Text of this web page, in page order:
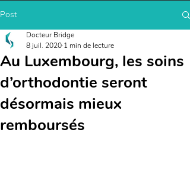
Post
Au Luxembourg, les soins
d’orthodontie seront
désormais mieux
remboursés
Docteur Bridge
8 juil. 2020 1 min de lecture